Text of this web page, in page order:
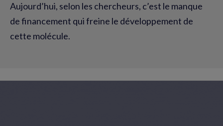
Aujourd’hui, selon les chercheurs, c’est le manque
de financement qui freine le développement de
cette molécule.